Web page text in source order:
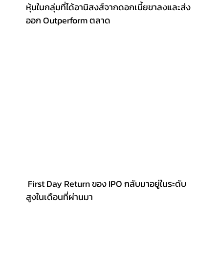
หุ้นในกลุ่มที่ได้อานิสงส์จากดอกเบี้ยขาลงและส่ง
ออก Outperform ตลาด
First Day Return ของ IPO กลับมาอยู่ในระดับ
สูงในเดือนที่ผ่านมา